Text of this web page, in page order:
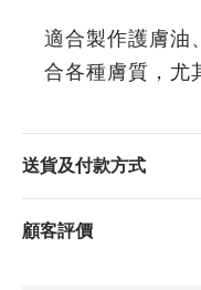
適合製作護膚油
合各種膚質，
送貨及付款方式
顧客評價